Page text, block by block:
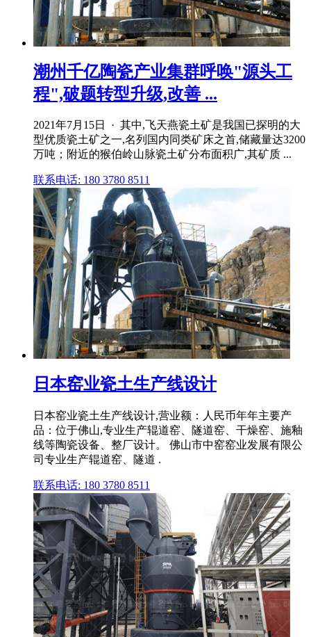
潮州千亿陶瓷产业集群呼唤"源头工
程",破题转型升级,改善 ...
2021年7月15日 · 其中,飞天燕瓷土矿是我国已探明的大
型优质瓷土矿之一,名列国内同类矿床之首,储藏量达3200
万吨；附近的猴伯岭山脉瓷土矿分布面积广,其矿质 ...
联系电话: 180 3780 8511
日本窑业瓷土生产线设计
日本窑业瓷土生产线设计,营业额：人民币年年主要产
品：位于佛山,专业生产辊道窑、隧道窑、干燥窑、施釉
线等陶瓷设备、整厂设计。 佛山市中窑窑业发展有限公
司专业生产辊道窑、隧道 .
联系电话: 180 3780 8511